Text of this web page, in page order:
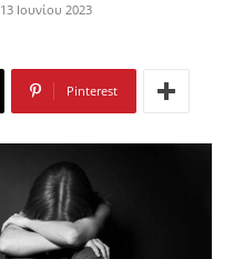
13 Ιουνίου 2023
Pinterest